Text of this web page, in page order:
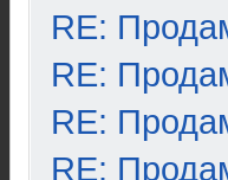
RE:
RE:
RE:
RE: